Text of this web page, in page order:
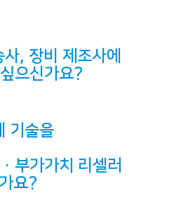
, 장비 제조사에
으신가요?
기술을
부가가치 리셀러
요?